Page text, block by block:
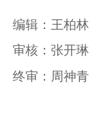
编辑：王柏林
审核：张开琳
终审：周神青